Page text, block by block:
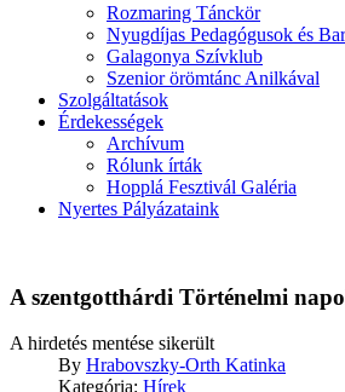
Rozmaring Tánckör
Nyugdíjas Pedagógusok és
Galagonya Szívklub
Szenior örömtánc Anilkával
Szolgáltatások
Érdekességek
Archívum
Rólunk írták
Hopplá Fesztivál Galéria
Nyertes Pályázataink
A szentgotthárdi Történelmi
A hirdetés mentése sikerült
By Hrabovszky-Orth Katinka
Kategória: Hírek